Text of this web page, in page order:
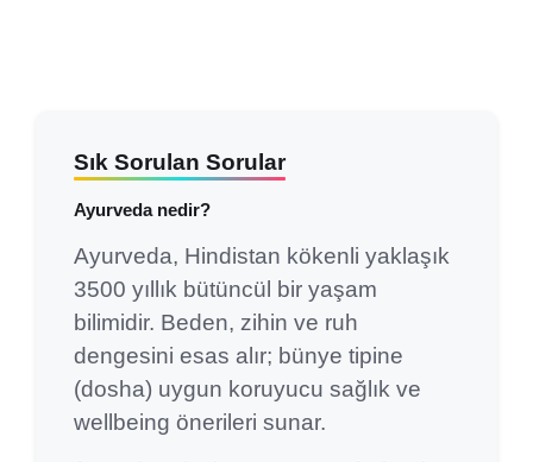
Sık Sorulan Sorular
Ayurveda nedir?
Ayurveda, Hindistan kökenli yaklaşık
3500 yıllık bütüncül bir yaşam
bilimidir. Beden, zihin ve ruh
dengesini esas alır; bünye tipine
(dosha) uygun koruyucu sağlık ve
wellbeing önerileri sunar.